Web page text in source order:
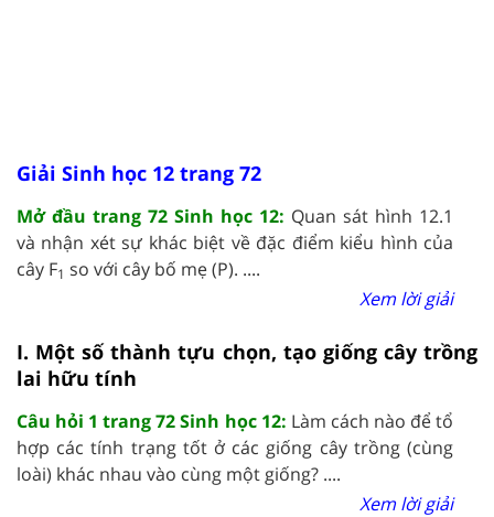
Giải Sinh học 12 trang 72
Mở đầu trang 72 Sinh học 12: Quan sát hình 12.1
và nhận xét sự khác biệt về đặc điểm kiểu hình của
cây F1 so với cây bố mẹ (P). ....
Xem lời giải
I. Một số thành tựu chọn, tạo giống cây trồng
lai hữu tính
Câu hỏi 1 trang 72 Sinh học 12: Làm cách nào để tổ
hợp các tính trạng tốt ở các giống cây trồng (cùng
loài) khác nhau vào cùng một giống? ....
Xem lời giải